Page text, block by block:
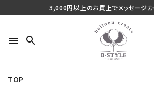
3,000円以上のお買上でメッセージ
menu search
TOP